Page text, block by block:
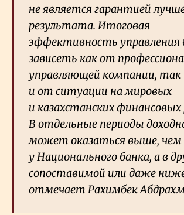
не является гарантией
результата. Итоговая
эффективность управления
зависеть как от
управляющей компании, так
и от ситуации на мировых
и казахстанских
В отдельные периоды
может оказаться выше, чем
у Национального банка, а в
сопоставимой или даже
отмечает Рахимбек